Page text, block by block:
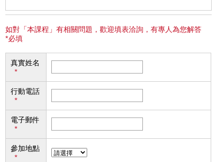
如對「本課程」有相關問題，歡迎填表洽詢，有專人為您解答
*必填
真實姓名
*
行動電話
*
電子郵件
*
參加地點
*